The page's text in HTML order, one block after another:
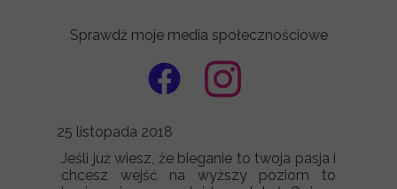
Sprawdź moje media społecznościowe
Jeśli już wiesz, że bieganie to twoja pasja i
chcesz wejść na wyższy poziom to
25 listopada 2018